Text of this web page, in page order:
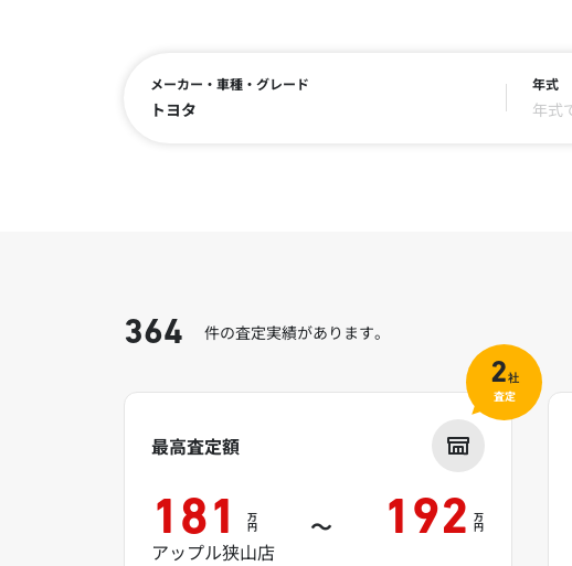
メーカー・車種・グレード
トヨタ
年式
年式
364 件の査定実績があります。
最高査定額
181 万
円 ～ 192 万
円
アップル狭山店
2社
査定